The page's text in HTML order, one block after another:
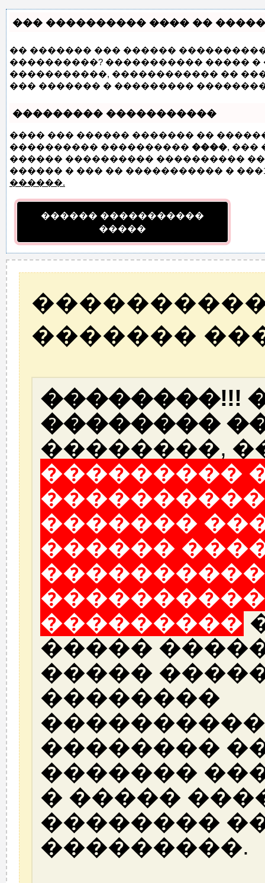
��� ���������� ���� ��
�� ������� ��� ������
����������? ����������� �����
�����������, ������������ ��
��� ������� � ���������
��������� �����������
���� ��� ������ ������� ��
���������� ���������� ����, ���
������ ���������� ����������
������ � ��� �� ����������� �
������.
������ �����������
�����
�������
��������!!!
��������
��������,
���������
�������
������
���������
�����
�����
��������
��������
�������
� �����
��������
���������.